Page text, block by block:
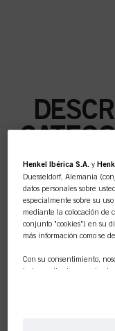
COLOR
Henkel Ibérica S.A. y
Duesseldorf, Alemania
datos personales sobre
especialmente sobre su
mediante la colocación de
conjunto "cookies") en su
más información como se
Con su consentimiento,
independientes
conjuntos
huellas dactilares y